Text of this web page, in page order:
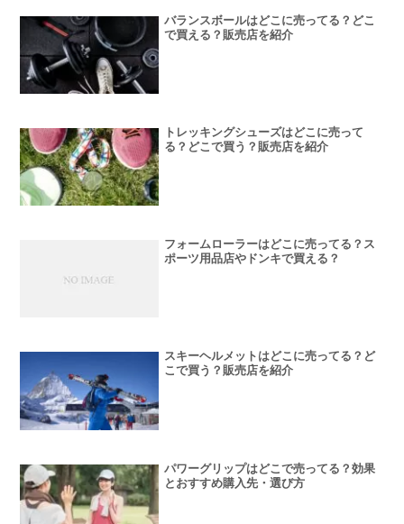
バランスボールはどこに売ってる？どこ
で買える？販売店を紹介
トレッキングシューズはどこに売って
る？どこで買う？販売店を紹介
フォームローラーはどこに売ってる？ス
ポーツ用品店やドンキで買える？
スキーヘルメットはどこに売ってる？ど
こで買う？販売店を紹介
パワーグリップはどこで売ってる？効果
とおすすめ購入先・選び方